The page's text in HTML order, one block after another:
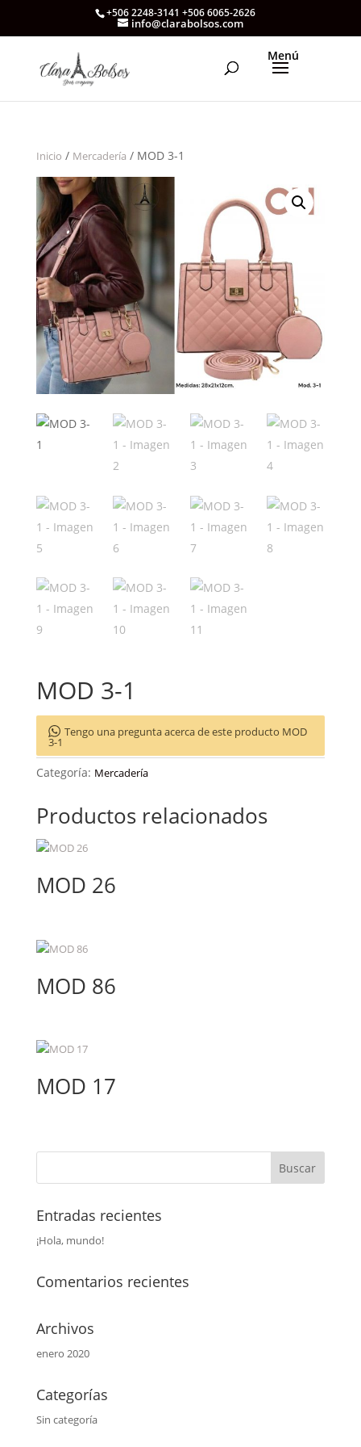
+506 2248-3141 +506 6065-2626
info@clarabolsos.com
Inicio / Mercadería / MOD 3-1
MOD 3-1
Tengo una pregunta acerca de este producto MOD
3-1
Categoría: Mercadería
Productos relacionados
MOD 26
MOD 86
MOD 17
Entradas recientes
¡Hola, mundo!
Comentarios recientes
Archivos
enero 2020
Categorías
Sin categoría